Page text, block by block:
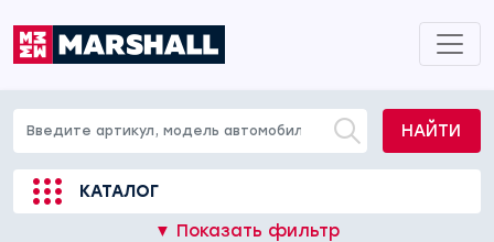
НАЙТИ
КАТАЛОГ
▼ Показать фильтр